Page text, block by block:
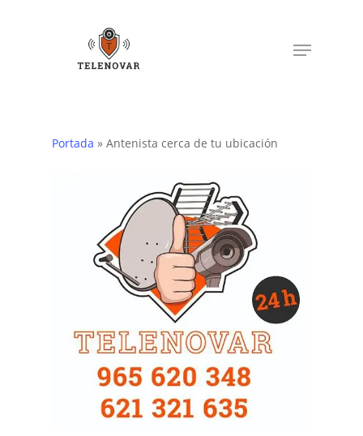
Menu
Portada » Antenista cerca de tu ubicación